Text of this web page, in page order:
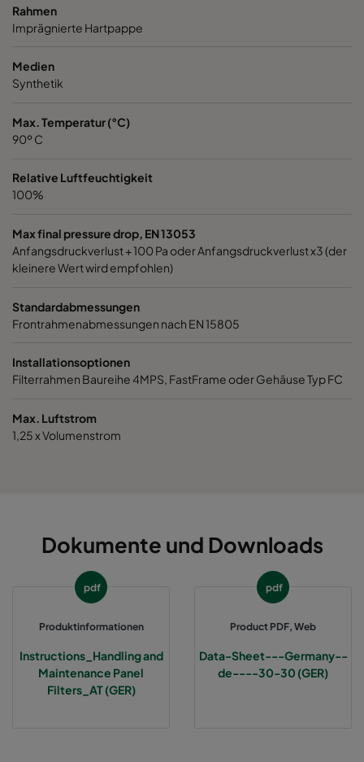
30/30 1050 393x493x95
Rahmen
Imprägnierte Hartpappe
Medien
Synthetik
Max. Temperatur (°C)
90º C
Relative Luftfeuchtigkeit
100%
Max final pressure drop, EN 13053
Anfangsdruckverlust + 100 Pa oder Anfangsdruckverlust x3 (der
kleinere Wert wird empfohlen)
Standardabmessungen
Frontrahmenabmessungen nach EN 15805
Installationsoptionen
Filterrahmen Baureihe 4MPS, FastFrame oder Gehäuse Typ FC
Max. Luftstrom
1,25 x Volumenstrom
Dokumente und Downloads
pdf
Produktinformationen
Instructions_Handling and
Maintenance Panel
Filters_AT (GER)
pdf
Product PDF, Web
Data-Sheet---Germany--
de----30-30 (GER)